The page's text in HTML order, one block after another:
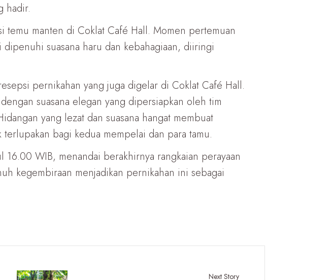
hadir.
temu manten di Coklat Café Hall. Momen pertemuan
suasana haru dan kebahagiaan, diiringi
pernikahan yang juga digelar di Coklat Café Hall.
suasana elegan yang dipersiapkan oleh tim
yang lezat dan suasana hangat membuat
bagi kedua mempelai dan para tamu.
WIB, menandai berakhirnya rangkaian perayaan
kegembiraan menjadikan pernikahan ini sebagai
Next Story